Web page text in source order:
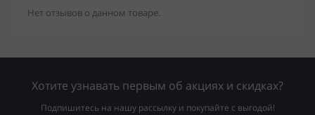
Нет отзывов о данном товаре.
Хотите узнавать первым об акциях и скидках?
Подпишитесь на нашу рассылку и покупайте с выгодой!